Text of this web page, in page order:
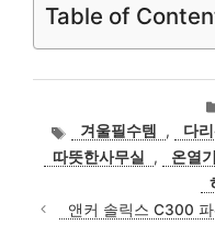
Table of
태
그
겨울필수템 , 다
따뜻한사무실
, 온열기
앤커 솔릭스 C300